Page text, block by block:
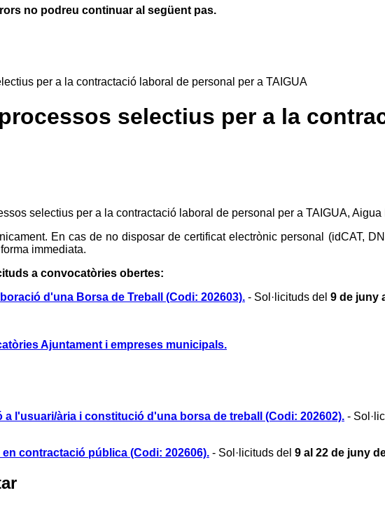
no podreu continuar al següent pas.
per a la contractació laboral de personal per a TAIGUA
selectius per a la
selectius per a la contractació laboral de personal per a TAIGUA,
En cas de no disposar de certificat electrònic personal (idCAT,
immediata.
a convocatòries obertes:
d'una Borsa de Treball (Codi: 202603). - Sol·licituds del 9 de juny
Ajuntament i empreses municipals.
l'usuari/ària i constitució d'una borsa de treball (Codi: 202602). -
contractació pública (Codi: 202606). - Sol·licituds del 9 al 22 de juny